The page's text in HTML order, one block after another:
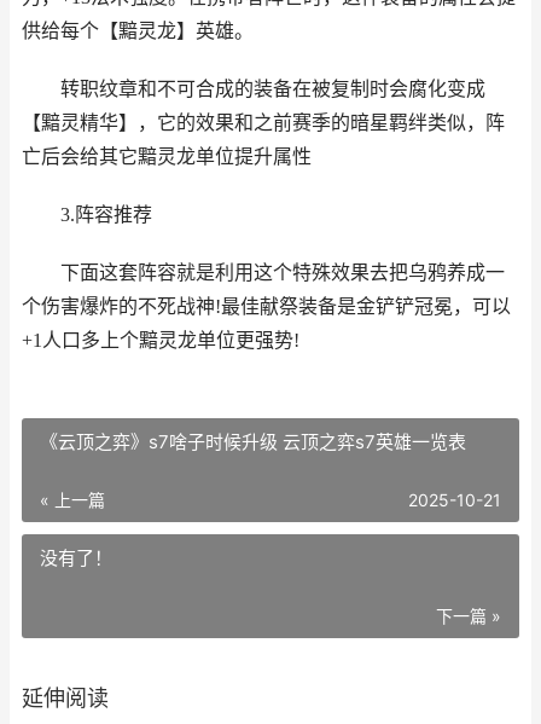
供给每个【黯灵龙】英雄。
转职纹章和不可合成的装备在被复制时会腐化变成
【黯灵精华】，它的效果和之前赛季的暗星羁绊类似，阵
亡后会给其它黯灵龙单位提升属性
3.阵容推荐
下面这套阵容就是利用这个特殊效果去把乌鸦养成一
个伤害爆炸的不死战神!最佳献祭装备是金铲铲冠冕，可以
+1人口多上个黯灵龙单位更强势!
《云顶之弈》s7啥子时候升级 云顶之弈s7英雄一览表
« 上一篇 2025-10-21
没有了！
下一篇 »
延伸阅读